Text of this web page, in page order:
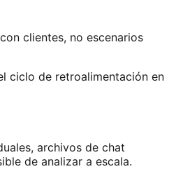
clientes, no escenarios
ciclo de retroalimentación en
archivos de chat
de analizar a escala.